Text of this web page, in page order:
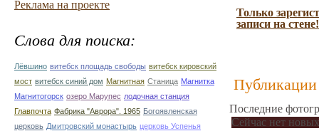
Реклама на проекте
Слова для поиска:
Лёвшино витебск площадь свободы витебск кировский
мост витебск синий дом Магнитная Станица Магнитка
Магнитогорск озеро Марупес лодочная станция
Главпочта Фабрика "Аврора". 1965 Богоявленская
церковь Дмитровский монастырь церковь Успенья
Только
записи на стене!
Публикации
Последние
Сейчас нет